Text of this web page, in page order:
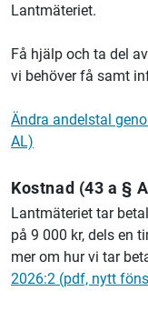
Lantmäteriet.
Få hjälp och ta del
vi behöver få samt
Ändra andelstal
AL)
Kostnad (43 a §
Lantmäteriet tar
på 9 000 kr, dels en
mer om hur vi tar
2026:2 (pdf, nytt